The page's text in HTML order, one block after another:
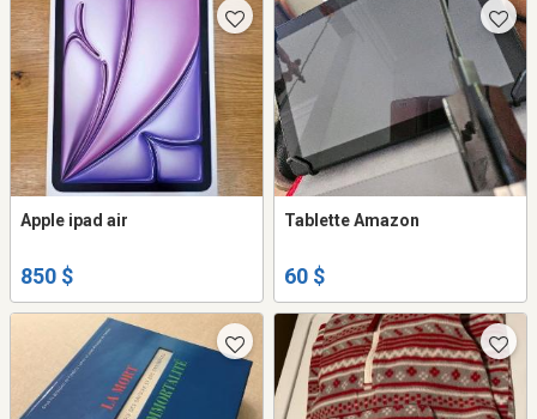
Apple ipad air
850 $
Tablette Amazon
60 $